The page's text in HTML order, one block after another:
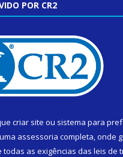
POR CR2
criar site ou sistema para
assessoria completa, onde
todas as exigências das leis de